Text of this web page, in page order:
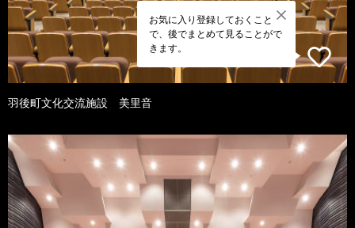
お気に入り登録しておくこと
で、後でまとめて見ることがで
きます。
羽後町文化交流施設 美里音